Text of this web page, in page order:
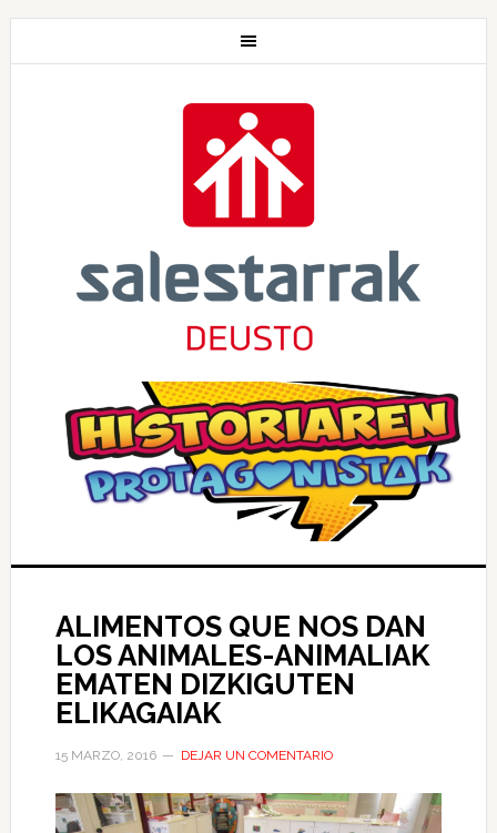
ALIMENTOS QUE NOS DAN
LOS ANIMALES-ANIMALIAK
EMATEN DIZKIGUTEN
ELIKAGAIAK
15 MARZO, 2016 DEJAR UN COMENTARIO